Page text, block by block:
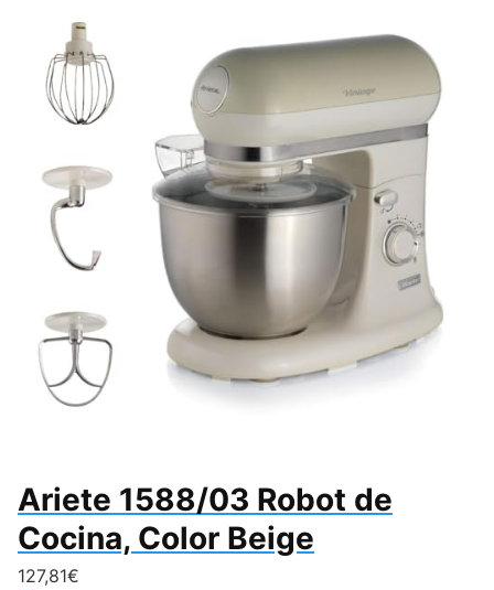
Ariete 1588/03 Robot de
Cocina, Color Beige
127,81€